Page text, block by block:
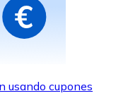
usando cupones